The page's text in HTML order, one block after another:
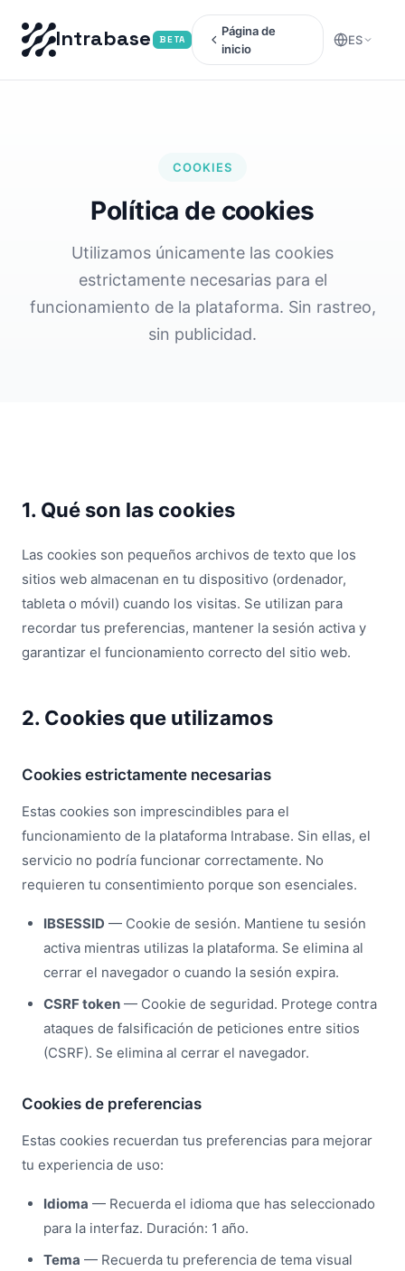
Intrabase BETA
Página de
inicio
ES
COOKIES
Política de cookies
Utilizamos únicamente las cookies
estrictamente necesarias para el
funcionamiento de la plataforma. Sin rastreo,
sin publicidad.
1. Qué son las cookies
Las cookies son pequeños archivos de texto que los
sitios web almacenan en tu dispositivo (ordenador,
tableta o móvil) cuando los visitas. Se utilizan para
recordar tus preferencias, mantener la sesión activa y
garantizar el funcionamiento correcto del sitio web.
2. Cookies que utilizamos
Cookies estrictamente necesarias
Estas cookies son imprescindibles para el
funcionamiento de la plataforma Intrabase. Sin ellas, el
servicio no podría funcionar correctamente. No
requieren tu consentimiento porque son esenciales.
IBSESSID — Cookie de sesión. Mantiene tu sesión
activa mientras utilizas la plataforma. Se elimina al
cerrar el navegador o cuando la sesión expira.
CSRF token — Cookie de seguridad. Protege contra
ataques de falsificación de peticiones entre sitios
(CSRF). Se elimina al cerrar el navegador.
Cookies de preferencias
Estas cookies recuerdan tus preferencias para mejorar
tu experiencia de uso:
Idioma — Recuerda el idioma que has seleccionado
para la interfaz. Duración: 1 año.
Tema — Recuerda tu preferencia de tema visual